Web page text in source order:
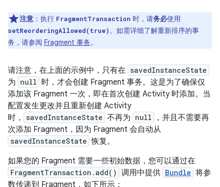
注意 ： 执行 FragmentTransaction 时，请务必使用
setReorderingAllowed(true)。如需详细了解重新排序的事
务，请参阅 Fragment 事务。
请注意，在上面的示例中，只有在 savedInstanceState
为 null 时，才会创建 Fragment 事务。这是为了确保仅
添加该 Fragment 一次，即在首次创建 Activity 时添加。当
配置发生更改并且重新创建 Activity
时，
savedInstanceState 不再为 null
，并且不需要再
次添加 Fragment，因为 Fragment 会自动从
savedInstanceState 恢复。
如果您的 Fragment 需要一些初始数据，您可以通过在
FragmentTransaction.add() 调用中提供 Bundle 将参
数传递到 Fragment，如下所示：